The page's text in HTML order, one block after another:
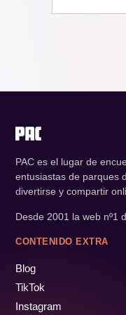
PAC es el lugar de
entusiastas de parques
divertirse y compartir
Desde 2001 la web nº1
CONTENIDO EXTRA
Blog
TikTok
Instagram